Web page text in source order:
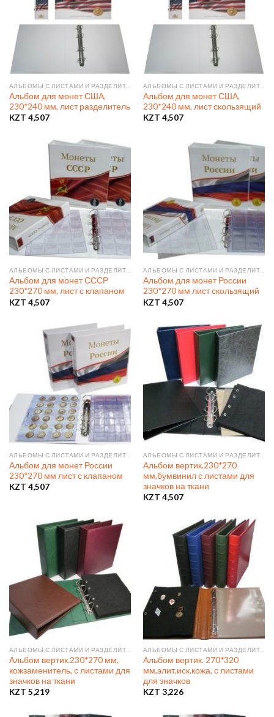
Альбом для монет США,
230*240 мм, лист разделитель
KZT 4,507
Альбом для монет США,
230*240 мм, лист скользящий
KZT 4,507
АЛЬБОМЫ С ЛИСТАМИ И РАЗДЕЛИТЕЛЯМИ
Альбом для монет СССР
230*270 мм, лист с клапаном
KZT 4,507
АЛЬБОМЫ С ЛИСТАМИ И РАЗДЕЛИТЕЛЯМИ
Альбом для монет России
230*270 мм лист скользящий
KZT 4,507
Альбом для монет России
230*270 мм лист с клапаном
KZT 4,507
Альбом вертик.230*270
мм,бумвинил с листами для
значков на ткани
KZT 4,507
Альбом вертик.230*270 мм,
кожзаменитель, с листами для
значков на ткани
KZT 5,219
Альбом вертик. 270*320
мм,элит,иск.кожа, с листами
для значков
KZT 3,226